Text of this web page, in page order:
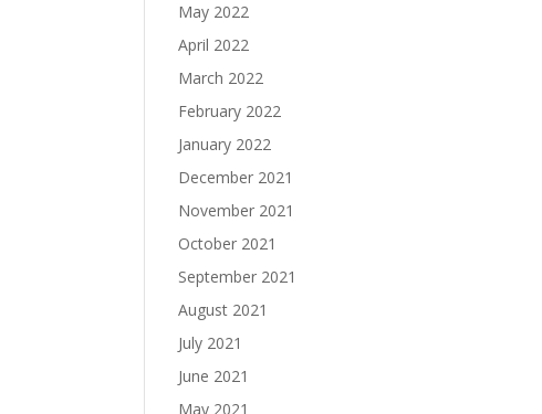
May 2022
April 2022
March 2022
February 2022
January 2022
December 2021
November 2021
October 2021
September 2021
August 2021
July 2021
June 2021
May 2021